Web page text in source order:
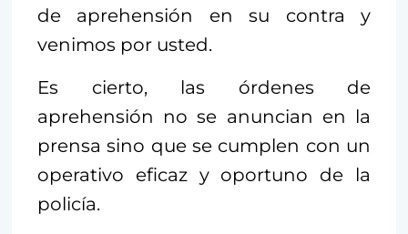
de aprehensión en su contra y
venimos por usted.
Es cierto, las órdenes de
aprehensión no se anuncian en la
prensa sino que se cumplen con un
operativo eficaz y oportuno de la
policía.